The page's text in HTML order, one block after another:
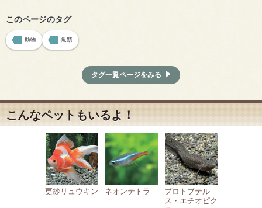
このページのタグ
動物 魚類
タグ一覧ページをみる
こんなペットもいるよ！
更紗リュウキン ネオンテトラ
プロトプテル
ス・エチオピク